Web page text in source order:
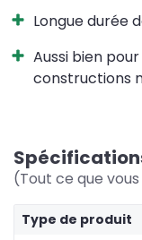
Longue durée
Aussi bien
constructions
(Tout ce que
Type de produit